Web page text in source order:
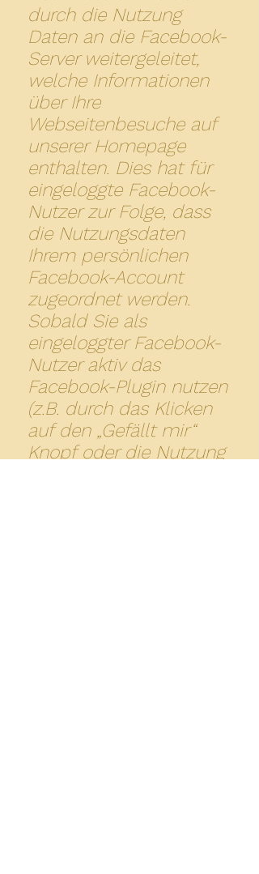
durch die Nutzung
Daten an die Facebook-
Server weitergeleitet,
welche Informationen
über Ihre
Webseitenbesuche auf
unserer Homepage
enthalten. Dies hat für
eingeloggte Facebook-
Nutzer zur Folge, dass
die Nutzungsdaten
Ihrem persönlichen
Facebook-Account
zugeordnet werden.
Sobald Sie als
eingeloggter Facebook-
Nutzer aktiv das
Facebook-Plugin nutzen
(z.B. durch das Klicken
auf den „Gefällt mir“
Knopf oder die Nutzung